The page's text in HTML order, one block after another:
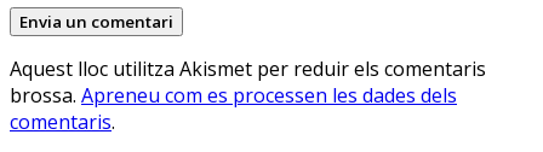
Aquest lloc utilitza Akismet per reduir els comentaris
brossa. Apreneu com es processen les dades dels
comentaris.